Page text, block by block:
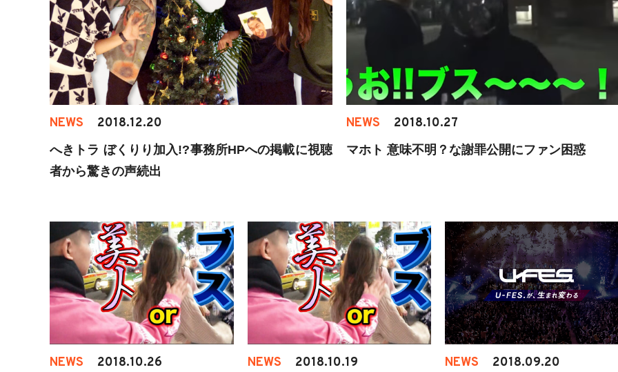
NEWS 2018.12.20
へきトラ ぼくりり加入!?事務所HPへの掲載に視聴
者から驚きの声続出
NEWS 2018.10.27
マホト 意味不明？な謝罪公開にファン困惑
NEWS 2018.10.26 NEWS 2018.10.19 NEWS 2018.09.20